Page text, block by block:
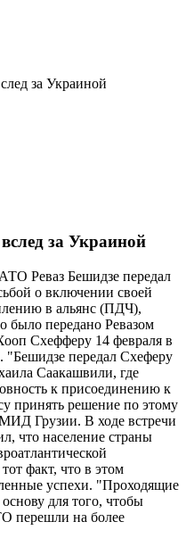
за Украиной
за Украиной
Реваз Бешидзе передал
о включении своей
в альянс (ПДЧ),
было передано Ревазом
Схефферу 14 февраля в
передал Схеферу
Саакашвили, где
к присоединению к
принять решение по этому
Грузии. В ходе встречи
что население страны
факт, что в этом
успехи. "Проходящие
для того, чтобы
перешли на более